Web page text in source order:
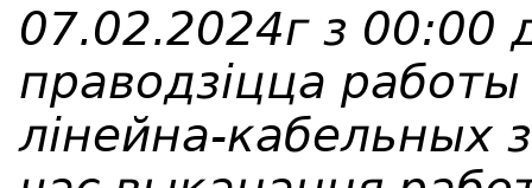
07.02.2024г з 00:00
праводзіцца
лінейна-кабельных